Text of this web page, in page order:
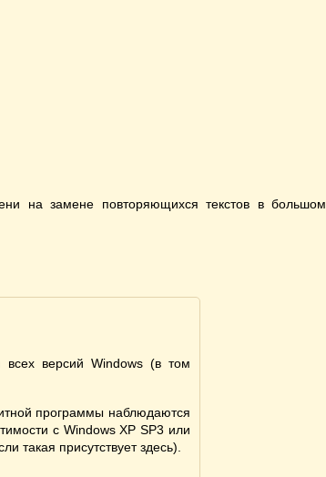
на замене повторяющихся текстов в большом
версий Windows (в том
программы наблюдаются
с Windows XP SP3 или
такая присутствует здесь).